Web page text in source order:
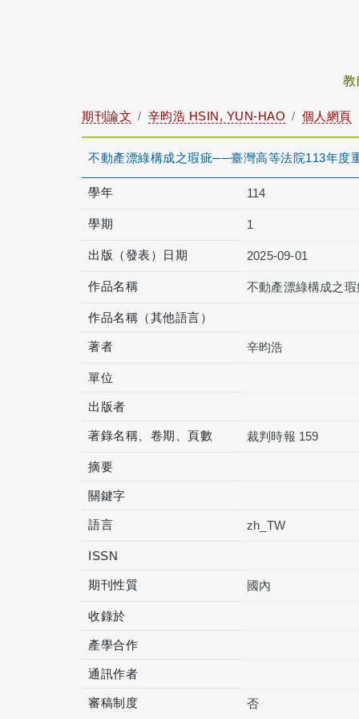
教
期刊論文 辛昀浩 HSIN, YUN-HAO 個人網頁
不動產漂綠構成之瑕疵──臺灣高等法院113年度
學年 114
學期 1
出版（發表）日期 2025-09-01
作品名稱 不動產漂綠構成之
作品名稱（其他語言）
著者 辛昀浩
單位
出版者
著錄名稱、卷期、頁數 裁判時報 159
摘要
關鍵字
語言 zh_TW
ISSN
期刊性質 國內
收錄於
產學合作
通訊作者
審稿制度 否